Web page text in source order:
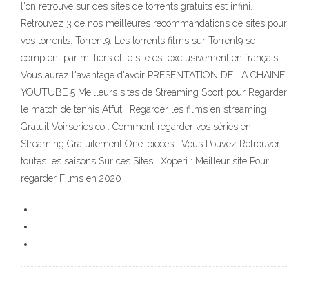
l'on retrouve sur des sites de torrents gratuits est infini.
Retrouvez 3 de nos meilleures recommandations de sites pour
vos torrents. Torrent9. Les torrents films sur Torrent9 se
comptent par milliers et le site est exclusivement en français.
Vous aurez l'avantage d'avoir PRESENTATION DE LA CHAINE
YOUTUBE 5 Meilleurs sites de Streaming Sport pour Regarder
le match de tennis Atfut : Regarder les films en streaming
Gratuit Voirseries.co : Comment regarder vos séries en
Streaming Gratuitement One-pieces : Vous Pouvez Retrouver
toutes les saisons Sur ces Sites… Xoperi : Meilleur site Pour
regarder Films en 2020